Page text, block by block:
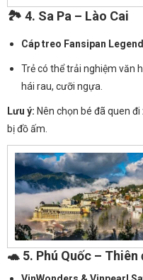
🏞️ 4. Sa Pa – Lào Cai
Cáp treo Fansipan Legend
Trẻ có thể trải nghiệm văn
hái rau, cưỡi ngựa.
Lưu ý: Nên chọn bé đã quen
bị đồ ấm.
🐢 5. Phú Quốc – Thiên